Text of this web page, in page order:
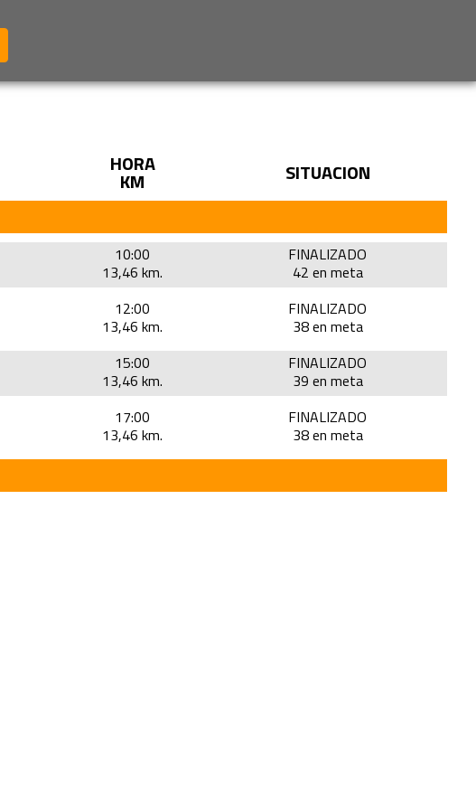
HORA
KM
SITUACION
10:00
13,46 km.
FINALIZADO
42 en meta
12:00
13,46 km.
FINALIZADO
38 en meta
15:00
13,46 km.
FINALIZADO
39 en meta
17:00
13,46 km.
FINALIZADO
38 en meta